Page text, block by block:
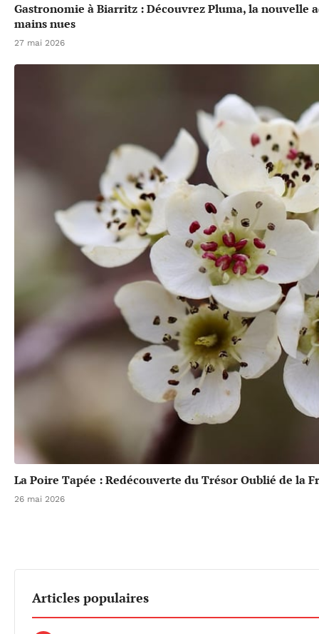
Gastronomie à Biarritz : Découvrez Pluma, la nouvelle
mains nues
27 mai 2026
La Poire Tapée : Redécouverte du Trésor Oublié de la
26 mai 2026
Articles populaires